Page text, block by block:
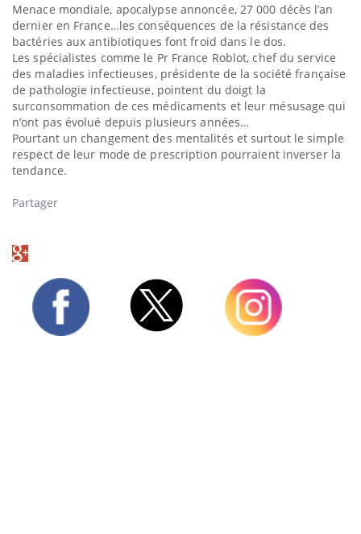
Menace mondiale, apocalypse annoncée, 27 000 décès l’an
dernier en France…les conséquences de la résistance des
bactéries aux antibiotiques font froid dans le dos.
Les spécialistes comme le Pr France Roblot, chef du service
des maladies infectieuses, présidente de la société française
de pathologie infectieuse, pointent du doigt la
surconsommation de ces médicaments et leur mésusage qui
n’ont pas évolué depuis plusieurs années…
Pourtant un changement des mentalités et surtout le simple
respect de leur mode de prescription pourraient inverser la
tendance.
Partager